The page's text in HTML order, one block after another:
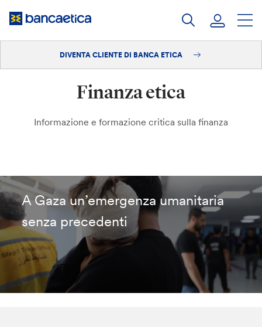
DIVENTA CLIENTE DI BANCA ETICA
Finanza etica
Informazione e formazione critica sulla finanza
A Gaza un’emergenza umanitaria
senza precedenti